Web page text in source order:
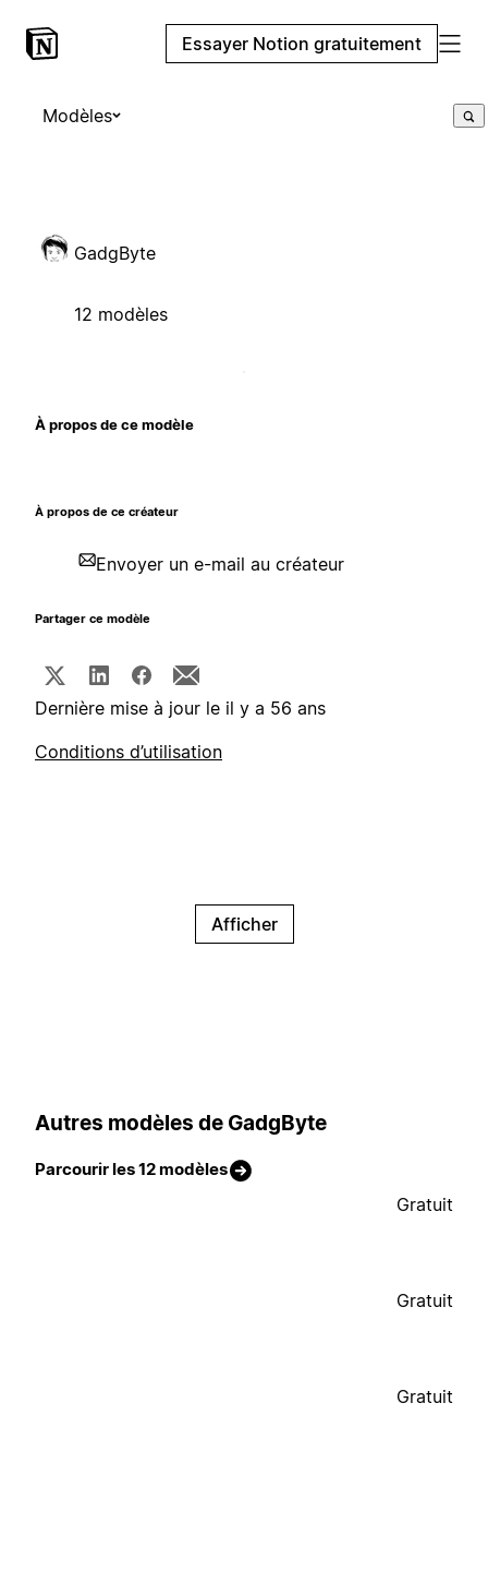
Essayer Notion gratuitement
Modèles
GadgByte
12 modèles
À propos de ce modèle
À propos de ce créateur
Envoyer un e-mail au créateur
Partager ce modèle
Dernière mise à jour le il y a 56 ans
Conditions d’utilisation
Afficher
Autres modèles de GadgByte
Parcourir les 12 modèles
Gratuit
Gratuit
Gratuit